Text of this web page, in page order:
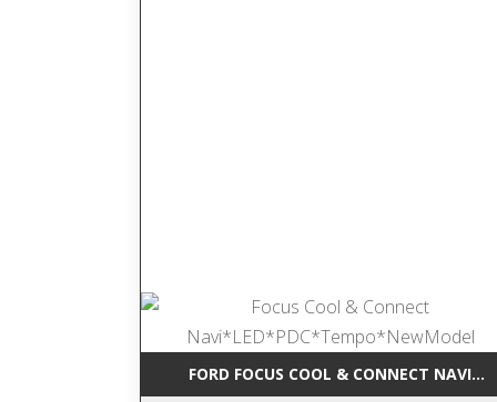
FORD FOCUS COOL & CONNECT